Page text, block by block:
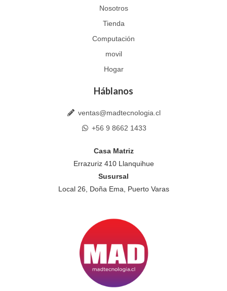
p
p
Nosotros
Tienda
Computación
movil
Hogar
Háblanos
ventas@madtecnologia.cl
+56 9 8662 1433
Casa Matriz
Errazuriz 410 Llanquihue
Susursal
Local 26, Doña Ema, Puerto Varas